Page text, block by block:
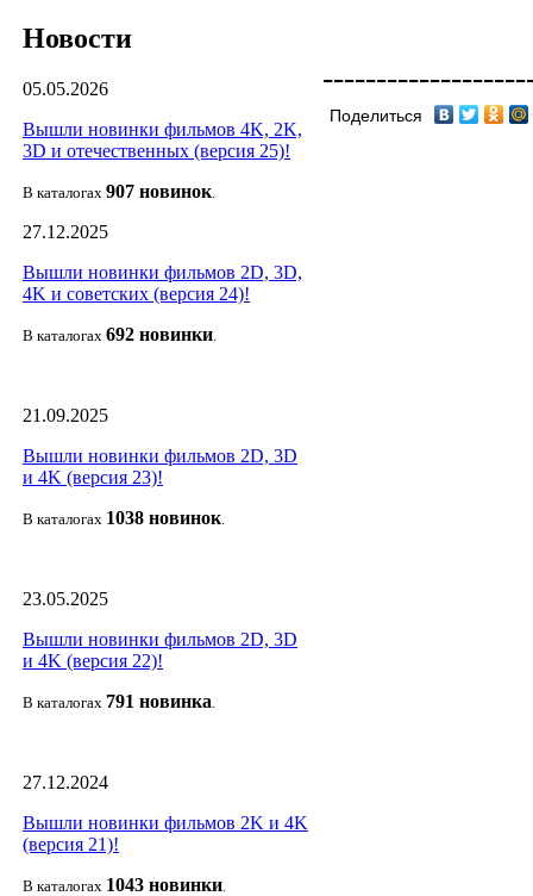
Новости
05.05.2026
Вышли новинки фильмов 4K, 2K,
3D и отечественных (версия 25)!
В каталогах 907 новинок.
27.12.2025
Вышли новинки фильмов 2D, 3D,
4K и советских (версия 24)!
В каталогах 692 новинки.
21.09.2025
Вышли новинки фильмов 2D, 3D
и 4K (версия 23)!
В каталогах 1038 новинок.
23.05.2025
Вышли новинки фильмов 2D, 3D
и 4K (версия 22)!
В каталогах 791 новинка.
27.12.2024
Вышли новинки фильмов 2K и 4K
(версия 21)!
В каталогах 1043 новинки.
Поделиться